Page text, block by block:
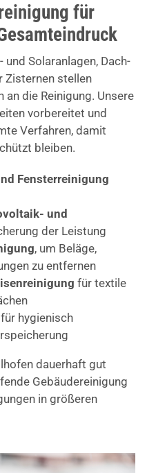
für
Solaranlagen, Dach-
Zisternen stellen
die Reinigung. Unsere
vorbereitet und
Verfahren, damit
bleiben.
Fensterreinigung
und
der Leistung
, um Beläge,
zu entfernen
für textile
für hygienisch
dauerhaft gut
Gebäudereinigung
in größeren